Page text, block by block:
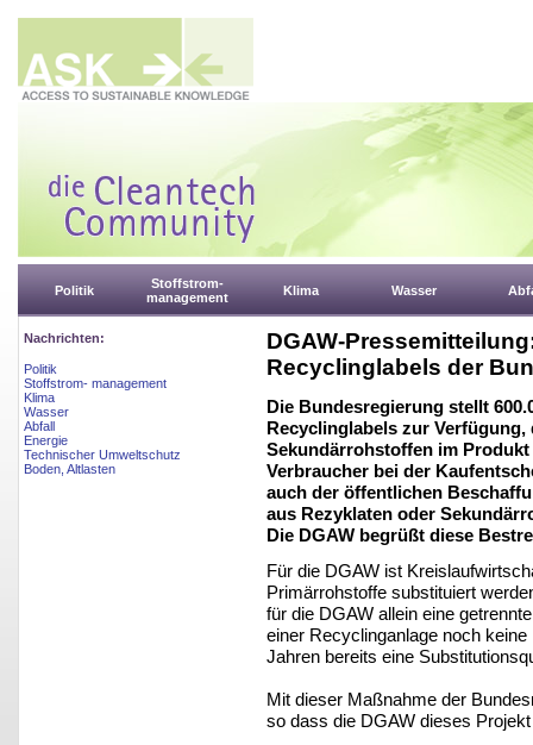
Politik
Stoffstrom-
management
Klima Wasser
Nachrichten:
Politik
Stoffstrom- management
Klima
Wasser
Abfall
Energie
Technischer Umweltschutz
Boden, Altlasten
DGAW-
Recyclinglabels der
Die Bundesregierung stellt
Recyclinglabels zur
Sekundärrohstoffen im
Verbraucher bei der
auch der öffentlichen
aus Rezyklaten oder
Die DGAW begrüßt diese
Für die DGAW ist
Primärrohstoffe substituiert
für die DGAW allein eine
einer Recyclinganlage noch
Jahren bereits eine
Mit dieser Maßnahme der
so dass die DGAW dieses